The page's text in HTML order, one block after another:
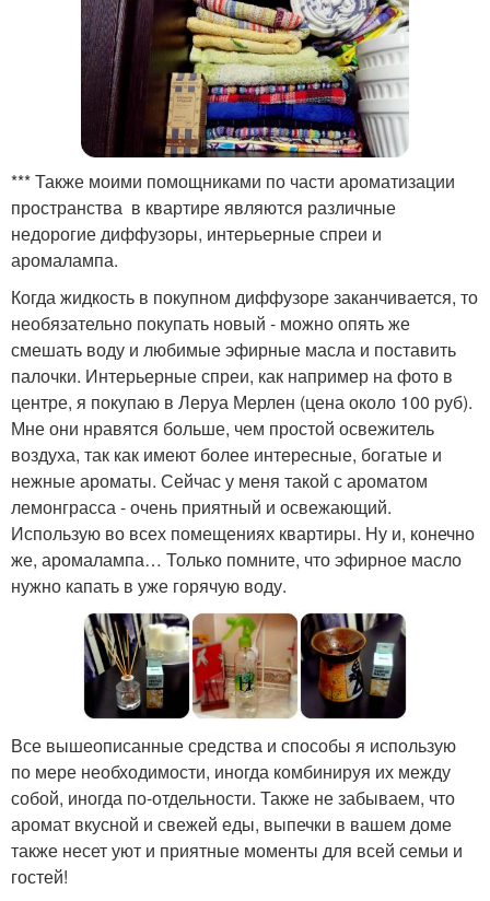
*** Также моими помощниками по части ароматизации
пространства в квартире являются различные
недорогие диффузоры, интерьерные спреи и
аромалампа.
Когда жидкость в покупном диффузоре заканчивается, то
необязательно покупать новый - можно опять же
смешать воду и любимые эфирные масла и поставить
палочки. Интерьерные спреи, как например на фото в
центре, я покупаю в Леруа Мерлен (цена около 100 руб).
Мне они нравятся больше, чем простой освежитель
воздуха, так как имеют более интересные, богатые и
нежные ароматы. Сейчас у меня такой с ароматом
лемонграсса - очень приятный и освежающий.
Использую во всех помещениях квартиры. Ну и, конечно
же, аромалампа… Только помните, что эфирное масло
нужно капать в уже горячую воду.
Все вышеописанные средства и способы я использую
по мере необходимости, иногда комбинируя их между
собой, иногда по-отдельности. Также не забываем, что
аромат вкусной и свежей еды, выпечки в вашем доме
также несет уют и приятные моменты для всей семьи и
гостей!